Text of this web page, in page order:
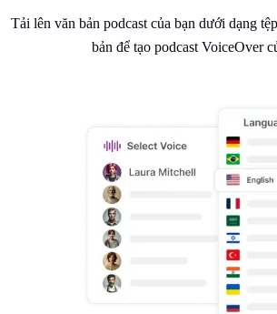
Tải lên văn bản podcast của bạn dưới dạng
bản để tạo podcast VoiceOver